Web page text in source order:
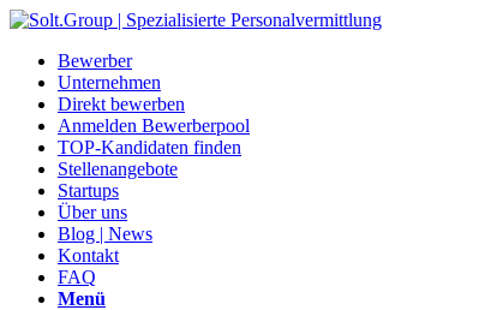
Bewerber
Unternehmen
Direkt bewerben
Anmelden Bewerberpool
TOP-Kandidaten finden
Stellenangebote
Startups
Über uns
Blog | News
Kontakt
FAQ
Menü